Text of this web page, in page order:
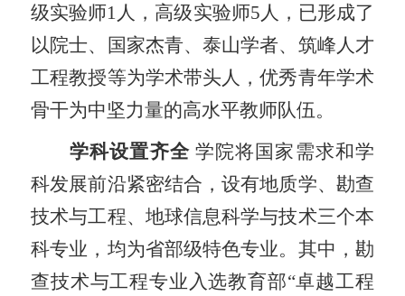
级实验师1 人，高级实验师5 人，已形成了
以院士、国家杰青、泰山学者、筑峰人才
工程教授等为学术带头人，优秀青年学术
骨干为中坚力量的高水平教师队伍。
学科设置齐全 学院将国家需求和学
科发展前沿紧密结合，设有地质学、勘查
技术与工程、地球信息科学与技术三个本
科专业，均为省部级特色专业。其中，勘
查技术与工程专业入选教育部“卓越工程